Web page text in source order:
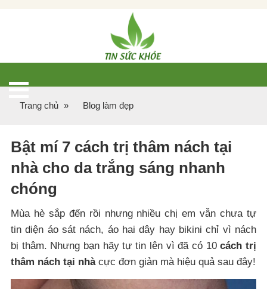
Trang chủ » Blog làm đẹp
Bật mí 7 cách trị thâm nách tại
nhà cho da trắng sáng nhanh
chóng
Mùa hè sắp đến rồi nhưng nhiều chị em vẫn chưa tự
tin diện áo sát nách, áo hai dây hay bikini chỉ vì nách
bị thâm. Nhưng bạn hãy tự tin lên vì đã có 10cách trị
thâm nách tại nhàcực đơn giản mà hiệu quả sau đây!